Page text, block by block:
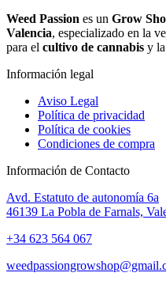
Weed Passion es un Grow
Valencia, especializado en la
para el cultivo de cannabis y la
Información legal
Aviso Legal
Política de privacidad
Política de cookies
Condiciones de compra
Información de Contacto
Avd. Estatuto de autonomía 6a
46139 La Pobla de Farnals,
+34 623 564 067